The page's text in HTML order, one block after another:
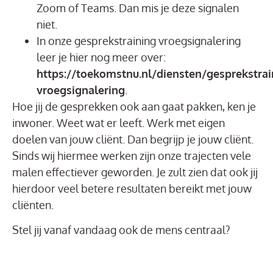
Zoom of Teams. Dan mis je deze signalen
niet.
In onze gesprekstraining vroegsignalering
leer je hier nog meer over:
https://toekomstnu.nl/diensten/
vroegsignalering
Hoe jij de gesprekken ook aan gaat pakken, ken je
inwoner. Weet wat er leeft. Werk met eigen
doelen van jouw cliënt. Dan begrijp je jouw cliënt.
Sinds wij hiermee werken zijn onze trajecten vele
malen effectiever geworden. Je zult zien dat ook jij
hierdoor veel betere resultaten bereikt met jouw
cliënten.
Stel jij vanaf vandaag ook de mens centraal?